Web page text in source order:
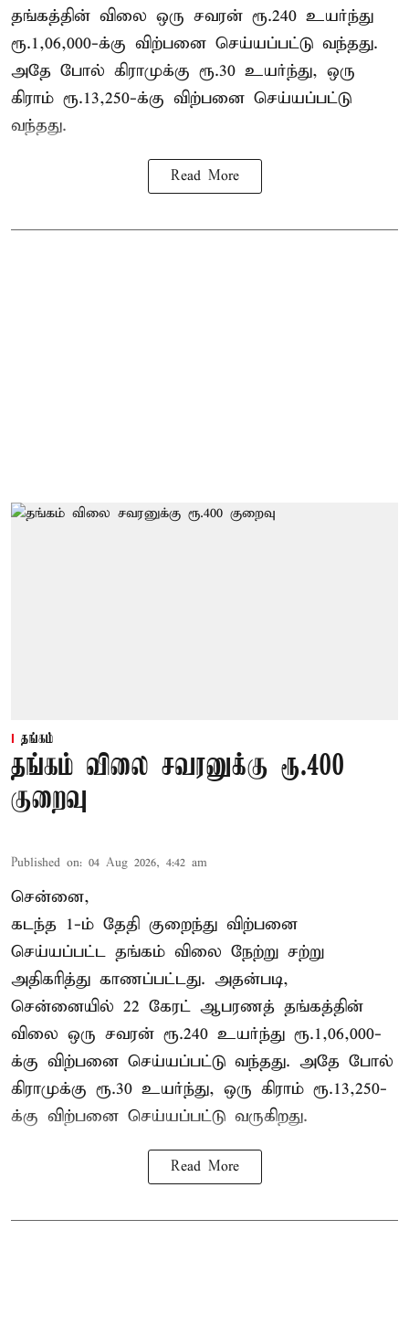
தங்கத்தின் விலை ஒரு சவரன் ரூ.240 உயர்ந்து
ரூ.1,06,000-க்கு விற்பனை செய்யப்பட்டு வந்தது.
அதே போல் கிராமுக்கு ரூ.30 உயர்ந்து, ஒரு
கிராம் ரூ.13,250-க்கு விற்பனை செய்யப்பட்டு
வந்தது.
Read More
தங்கம்
தங்கம் விலை சவரனுக்கு ரூ.400
குறைவு
Published on: 04 Aug 2026, 4:42 am
சென்னை,
கடந்த 1-ம் தேதி குறைந்து விற்பனை
செய்யப்பட்ட தங்கம் விலை நேற்று சற்று
அதிகரித்து காணப்பட்டது. அதன்படி,
சென்னையில் 22 கேரட் ஆபரணத் தங்கத்தின்
விலை ஒரு சவரன் ரூ.240 உயர்ந்து ரூ.1,06,000-
க்கு விற்பனை செய்யப்பட்டு வந்தது. அதே போல்
கிராமுக்கு ரூ.30 உயர்ந்து, ஒரு கிராம் ரூ.13,250-
க்கு விற்பனை செய்யப்பட்டு வருகிறது.
Read More